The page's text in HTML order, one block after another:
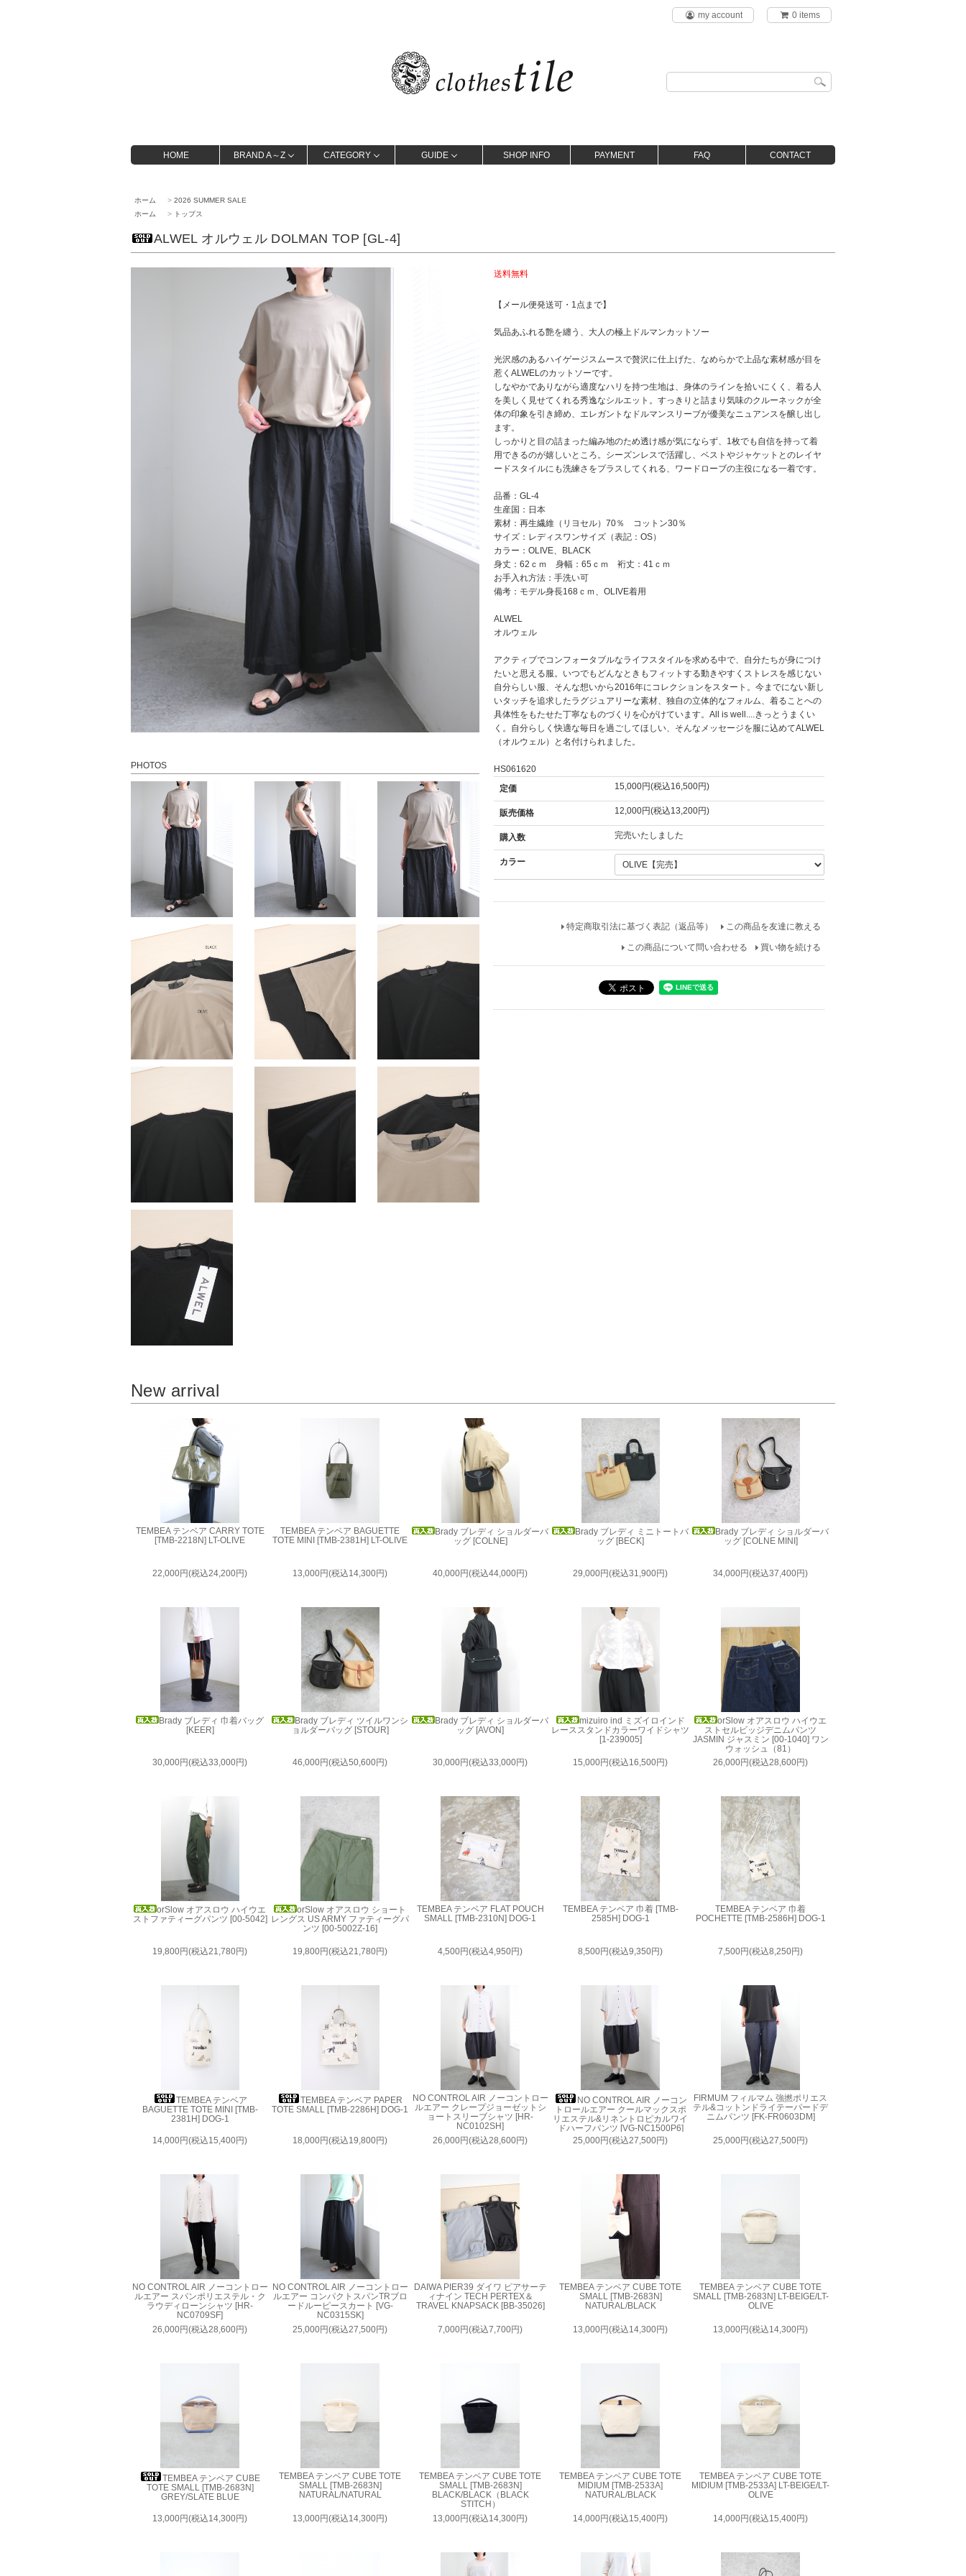
my account 0 items
HOME BRAND A～Z CATEGORY GUIDE SHOP INFO PAYMENT FAQ CONTACT
ホーム > 2026 SUMMER SALE
ホーム
> トップス
ALWEL オルウェル DOLMAN TOP [GL-4]
PHOTOS
送料無料
【メール便発送可・1点まで】
気品あふれる艶を纏う、大人の極上ドルマンカットソー
光沢感のあるハイゲージスムースで贅沢に仕上げた、なめらかで上品な素材感が目を
惹くALWELのカットソーです。
しなやかでありながら適度なハリを持つ生地は、身体のラインを拾いにくく、着る人
を美しく見せてくれる秀逸なシルエット。すっきりと詰まり気味のクルーネックが全
体の印象を引き締め、エレガントなドルマンスリーブが優美なニュアンスを醸し出し
ます。
しっかりと目の詰まった編み地のため透け感が気にならず、1枚でも自信を持って着
用できるのが嬉しいところ。シーズンレスで活躍し、ベストやジャケットとのレイヤ
ードスタイルにも洗練さをプラスしてくれる、ワードローブの主役になる一着です。
品番：GL-4
生産国：日本
素材：再生繊維（リヨセル）70％ コットン30％
サイズ：レディスワンサイズ（表記：OS）
カラー：OLIVE、BLACK
身丈：62ｃｍ 身幅：65ｃｍ 裄丈：41ｃｍ
お手入れ方法：手洗い可
備考：モデル身長168ｃｍ、OLIVE着用
ALWEL
オルウェル
アクティブでコンフォータブルなライフスタイルを求める中で、自分たちが身につけ
たいと思える服。いつでもどんなときもフィットする動きやすくストレスを感じない
自分らしい服、そんな想いから2016年にコレクションをスタート。今までにない新し
いタッチを追求したラグジュアリーな素材、独自の立体的なフォルム、着ることへの
具体性をもたせた丁寧なものづくりを心がけています。All is well....きっとうまくい
く。自分らしく快適な毎日を過ごしてほしい、そんなメッセージを服に込めてALWEL
（オルウェル）と名付けられました。
HS061620
定価
15,000円(税込16,500円)
販売価格 12,000円(税込13,200円)
購入数 完売いたしました
カラー
特定商取引法に基づく表記（返品等） この商品を友達に教える
この商品について問い合わせる 買い物を続ける
New arrival
TEMBEA テンベア CARRY TOTE
[TMB-2218N] LT-OLIVE
22,000円(税込24,200円)
TEMBEA テンベア BAGUETTE
TOTE MINI [TMB-2381H] LT-OLIVE
13,000円(税込14,300円)
Brady ブレディ ショルダーバ
ッグ [COLNE]
40,000円(税込44,000円)
Brady ブレディ ミニトートバ
ッグ [BECK]
29,000円(税込31,900円)
Brady ブレディ ショルダーバ
ッグ [COLNE MINI]
34,000円(税込37,400円)
Brady ブレディ 巾着バッグ
[KEER]
30,000円(税込33,000円)
Brady ブレディ ツイルワンシ
ョルダーバッグ [STOUR]
46,000円(税込50,600円)
Brady ブレディ ショルダーバ
ッグ [AVON]
30,000円(税込33,000円)
mizuiro ind ミズイロインド
レーススタンドカラーワイドシャツ
[1-239005]
15,000円(税込16,500円)
orSlow オアスロウ ハイウエ
ストセルビッジデニムパンツ
JASMIN ジャスミン [00-1040] ワン
ウォッシュ（81）
26,000円(税込28,600円)
orSlow オアスロウ ハイウエ
ストファティーグパンツ [00-5042]
19,800円(税込21,780円)
orSlow オアスロウ ショート
レングス US ARMY ファティーグパ
ンツ [00-5002Z-16]
19,800円(税込21,780円)
TEMBEA テンベア FLAT POUCH
SMALL [TMB-2310N] DOG-1
4,500円(税込4,950円)
TEMBEA テンベア 巾着 [TMB-
2585H] DOG-1
8,500円(税込9,350円)
TEMBEA テンベア 巾着
POCHETTE [TMB-2586H] DOG-1
7,500円(税込8,250円)
TEMBEA テンベア
BAGUETTE TOTE MINI [TMB-
2381H] DOG-1
14,000円(税込15,400円)
TEMBEA テンベア PAPER
TOTE SMALL [TMB-2286H] DOG-1
18,000円(税込19,800円)
NO CONTROL AIR ノーコントロー
ルエアー クレープジョーゼットシ
ョートスリーブシャツ [HR-
NC0102SH]
26,000円(税込28,600円)
NO CONTROL AIR ノーコン
トロールエアー クールマックスポ
リエステル&リネントロピカルワイ
ドハーフパンツ [VG-NC1500P6]
25,000円(税込27,500円)
FIRMUM フィルマム 強撚ポリエス
テル&コットンドライテーパードデ
ニムパンツ [FK-FR0603DM]
25,000円(税込27,500円)
NO CONTROL AIR ノーコントロー
ルエアー スパンポリエステル・ク
ラウディローンシャツ [HR-
NC0709SF]
26,000円(税込28,600円)
NO CONTROL AIR ノーコントロー
ルエアー コンパクトスパンTRブロ
ードルーピースカート [VG-
NC0315SK]
25,000円(税込27,500円)
DAIWA PIER39 ダイワ ピアサーテ
ィナイン TECH PERTEX＆
TRAVEL KNAPSACK [BB-35026]
7,000円(税込7,700円)
TEMBEA テンベア CUBE TOTE
SMALL [TMB-2683N]
NATURAL/BLACK
13,000円(税込14,300円)
TEMBEA テンベア CUBE TOTE
SMALL [TMB-2683N] LT-BEIGE/LT-
OLIVE
13,000円(税込14,300円)
TEMBEA テンベア CUBE
TOTE SMALL [TMB-2683N]
GREY/SLATE BLUE
13,000円(税込14,300円)
TEMBEA テンベア CUBE TOTE
SMALL [TMB-2683N]
NATURAL/NATURAL
13,000円(税込14,300円)
TEMBEA テンベア CUBE TOTE
SMALL [TMB-2683N]
BLACK/BLACK（BLACK
STITCH）
13,000円(税込14,300円)
TEMBEA テンベア CUBE TOTE
MIDIUM [TMB-2533A]
NATURAL/BLACK
14,000円(税込15,400円)
TEMBEA テンベア CUBE TOTE
MIDIUM [TMB-2533A] LT-BEIGE/LT-
OLIVE
14,000円(税込15,400円)